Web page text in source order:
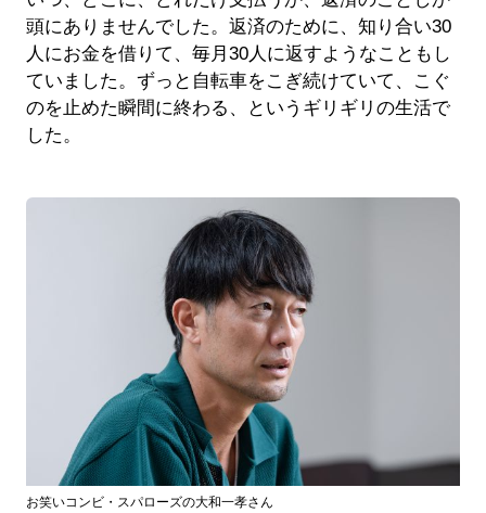
頭にありませんでした。返済のために、知り合い30
人にお金を借りて、毎月30人に返すようなこともし
ていました。ずっと自転車をこぎ続けていて、こぐ
のを止めた瞬間に終わる、というギリギリの生活で
した。
お笑いコンビ・スパローズの大和一孝さん